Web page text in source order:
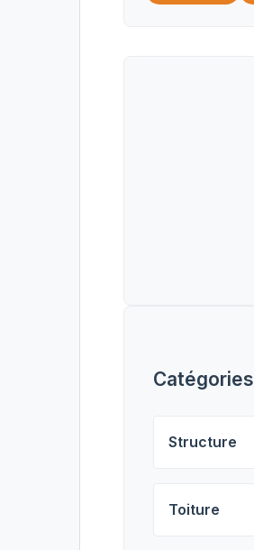
Catégories
Structure
Toiture